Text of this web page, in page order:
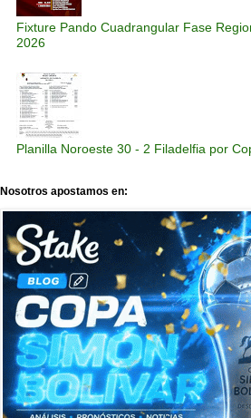
Fixture Pando Cuadrangular Fase
2026
Planilla Noroeste 30 - 2 Filadelfia por
Nosotros apostamos en: